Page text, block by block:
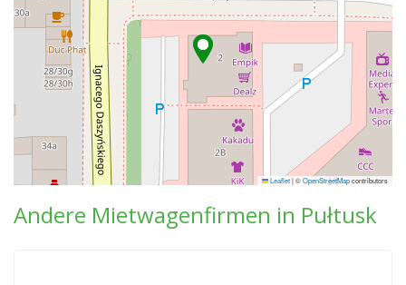
Leaflet|©OpenStreetMapcontributors
Andere Mietwagenfirmen in Pułtusk